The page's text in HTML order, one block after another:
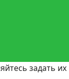
задать их